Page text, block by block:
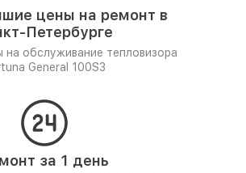
цены на ремонт в
Петербурге
на обслуживание тепловизора
General 100S3
за 1 день